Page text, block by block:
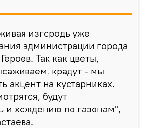
изгородь уже
администрации города
Так как цветы,
крадут - мы
акцент на кустарниках.
будут
и хождению по газонам", -